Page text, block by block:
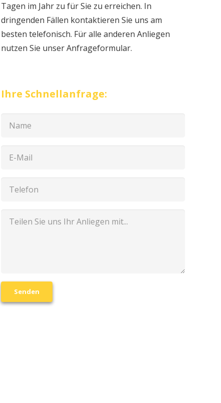
Tagen im Jahr zu für Sie zu erreichen. In
dringenden Fällen kontaktieren Sie uns am
besten telefonisch. Für alle anderen Anliegen
nutzen Sie unser Anfrageformular.
Ihre Schnellanfrage:
Senden